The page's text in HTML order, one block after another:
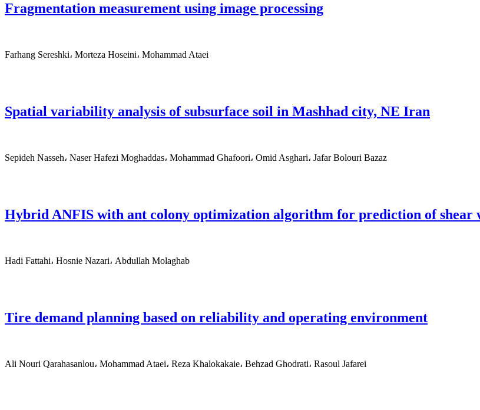
Fragmentation measurement using image processing
Farhang Sereshki، Morteza Hoseini، Mohammad Ataei
Spatial variability analysis of subsurface soil in Mashhad city, NE Iran
Sepideh Nasseh، Naser Hafezi Moghaddas، Mohammad Ghafoori، Omid Asghari، Jafar Bolouri Bazaz
Hybrid ANFIS with ant colony optimization algorithm for prediction of shear
Hadi Fattahi، Hosnie Nazari، Abdullah Molaghab
Tire demand planning based on reliability and operating environment
Ali Nouri Qarahasanlou، Mohammad Ataei، Reza Khalokakaie، Behzad Ghodrati، Rasoul Jafarei